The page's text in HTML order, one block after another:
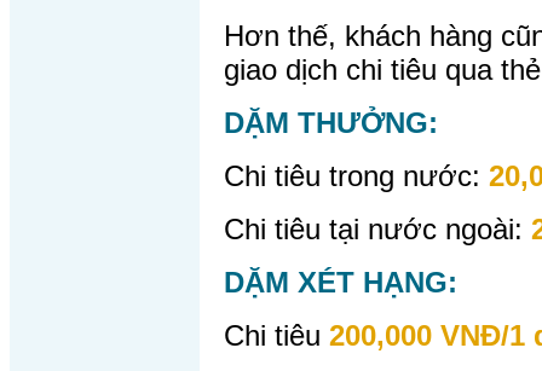
Hơn thế, khách hàng
giao dịch chi tiêu qua
DẶM THƯỞNG:
Chi tiêu trong nước:
Chi tiêu tại nước ngoài:
DẶM XÉT HẠNG:
Chi tiêu 200,000 VNĐ/1